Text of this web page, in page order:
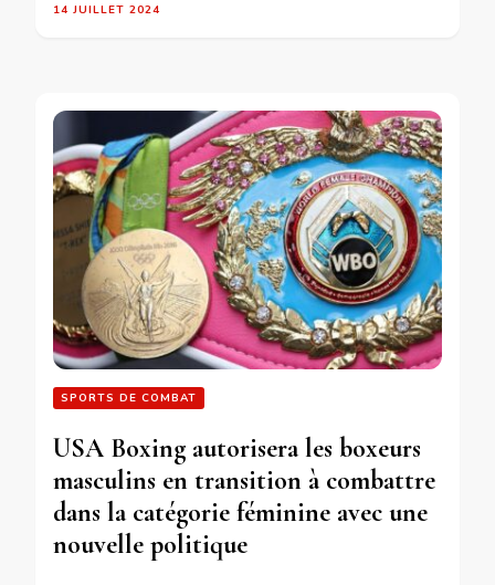
14 JUILLET 2024
SPORTS DE COMBAT
USA Boxing autorisera les boxeurs
masculins en transition à combattre
dans la catégorie féminine avec une
nouvelle politique